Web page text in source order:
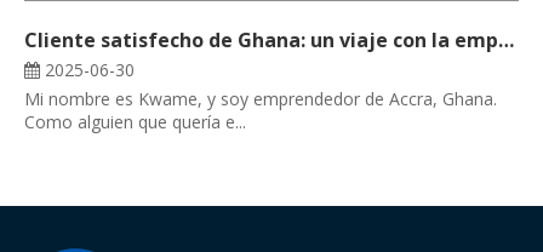
Cliente satisfecho de Ghana: un viaje con la empresa Desen
2025-06-30
Mi nombre es Kwame, y soy emprendedor de Accra, Ghana.
Como alguien que quería e...